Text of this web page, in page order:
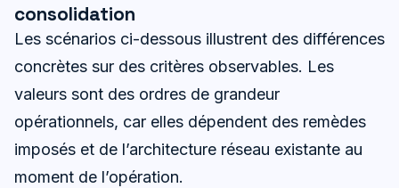
consolidation
Les scénarios ci-dessous illustrent des différences
concrètes sur des critères observables. Les
valeurs sont des ordres de grandeur
opérationnels, car elles dépendent des remèdes
imposés et de l’architecture réseau existante au
moment de l’opération.